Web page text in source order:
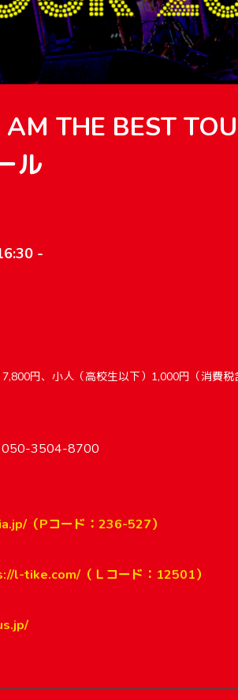
AM THE BEST
ル
-
円、小人（高校生以下）1,000円（消費税
050-3504-8700
（Pコード：236-527）
l-tike.com/（Ｌコード：12501）